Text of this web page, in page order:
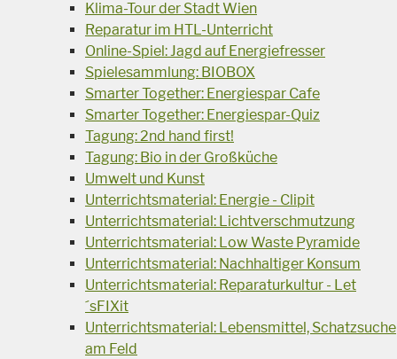
Klima-Tour der Stadt Wien
Reparatur im HTL-Unterricht
Online-Spiel: Jagd auf Energiefresser
Spielesammlung: BIOBOX
Smarter Together: Energiespar Cafe
Smarter Together: Energiespar-Quiz
Tagung: 2nd hand first!
Tagung: Bio in der Großküche
Umwelt und Kunst
Unterrichtsmaterial: Energie - Clipit
Unterrichtsmaterial: Lichtverschmutzung
Unterrichtsmaterial: Low Waste Pyramide
Unterrichtsmaterial: Nachhaltiger Konsum
Unterrichtsmaterial: Reparaturkultur - Let
´sFIXit
Unterrichtsmaterial: Lebensmittel, Schatzsuche
am Feld